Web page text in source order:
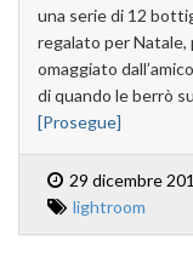
una serie di 12
regalato per
omaggiato
di quando le berrò
[Prosegue]
29 dicembre
lightroom